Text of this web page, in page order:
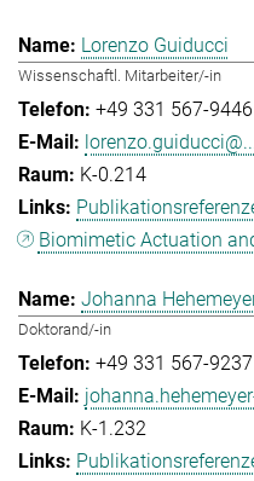
Lorenzo Guiducci
Wissenschaftl. Mitarbeiter/-in
+49 331 567-9446
lorenzo.guiducci@...
K-0.214
Biomimetic Actuation
Johanna
Doktorand/-in
+49 331 567-9237
K-1.232